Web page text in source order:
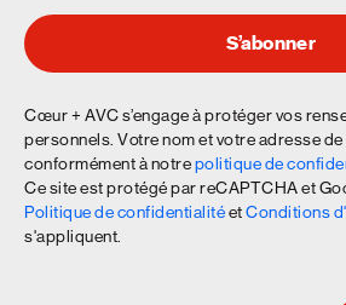
S’abonner
Cœur + AVC s’engage à protéger vos
personnels. Votre nom et votre adresse
conformément à notrepolitique de
Ce site est protégé par reCAPTCHA et
Politique de confidentialitéetConditions
s'appliquent.